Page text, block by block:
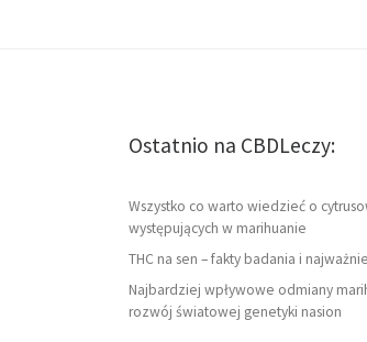
Ostatnio na CBDLeczy:
Wszystko co warto wiedzieć o
występujących w marihuanie
THC na sen – fakty badania i
Najbardziej wpływowe odmiany
rozwój światowej genetyki nasion